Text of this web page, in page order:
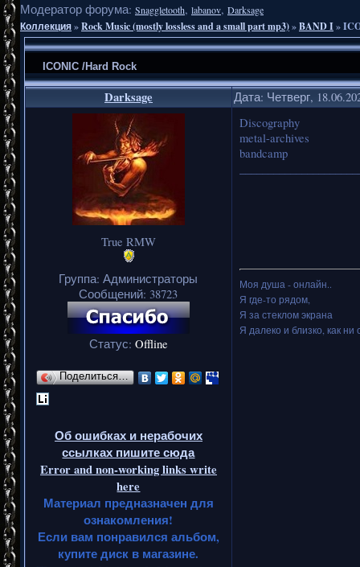
Модератор форума: Snaggletooth, labanov, Darksage
Коллекция»Rock Music (mostly lossless and a small part mp3)»BAND I»
ICONIC /Hard Rock
Darksage Дата: Четверг,
True RMW
Группа: Администраторы
Сообщений: 38723
Статус: Offline
Поделиться…
Об ошибках и нерабочих
ссылках пишите сюда
Error and non-working links write
here
Материал предназначен для
ознакомления!
Если вам понравился альбом,
купите диск в магазине.
Discography
metal-archives
bandcamp
Моя душа - онлайн..
Я где-то рядом,
Я за стеклом экрана
Я далеко и близко, как ни